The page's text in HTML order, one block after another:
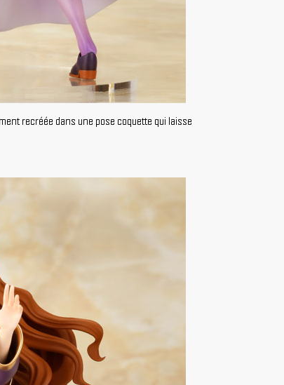
recréée dans une pose coquette qui laisse